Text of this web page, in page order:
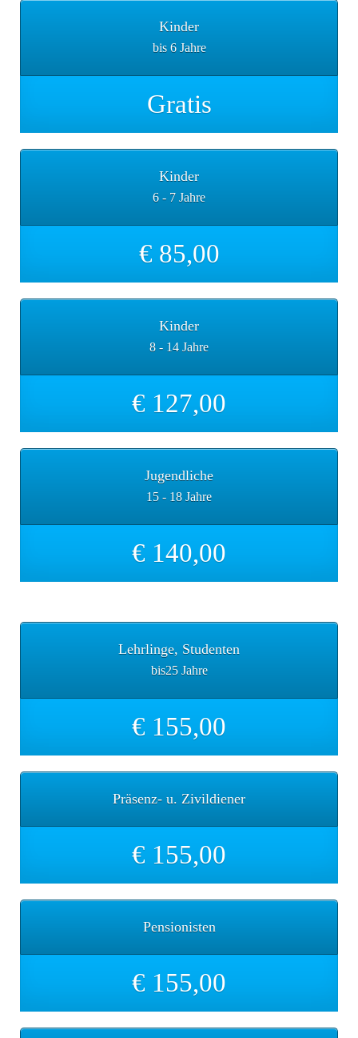
Kinder
bis 6 Jahre
Gratis
Kinder
6 - 7 Jahre
€ 85,00
Kinder
8 - 14 Jahre
€ 127,00
Jugendliche
15 - 18 Jahre
€ 140,00
Lehrlinge, Studenten
bis25 Jahre
€ 155,00
Präsenz- u. Zivildiener
€ 155,00
Pensionisten
€ 155,00